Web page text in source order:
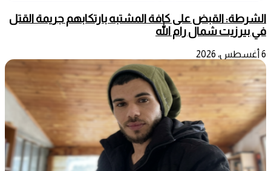
الشرطة: القبض على كافة المشتبه بارتكابهم جريمة القتل
في بيرزيت شمال رام الله
6 أغسطس، 2026